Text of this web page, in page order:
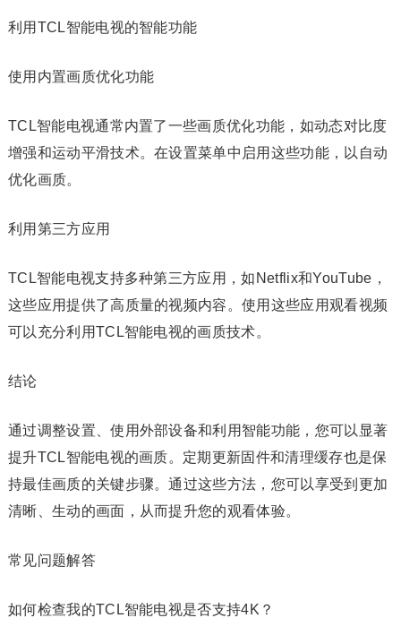
利用TCL智能电视的智能功能
使用内置画质优化功能
TCL智能电视通常内置了一些画质优化功能，如动态对比度
增强和运动平滑技术。在设置菜单中启用这些功能，以自动
优化画质。
利用第三方应用
TCL智能电视支持多种第三方应用，如Netflix和YouTube，
这些应用提供了高质量的视频内容。使用这些应用观看视频
可以充分利用TCL智能电视的画质技术。
结论
通过调整设置、使用外部设备和利用智能功能，您可以显著
提升TCL智能电视的画质。定期更新固件和清理缓存也是保
持最佳画质的关键步骤。通过这些方法，您可以享受到更加
清晰、生动的画面，从而提升您的观看体验。
常见问题解答
如何检查我的TCL智能电视是否支持4K？